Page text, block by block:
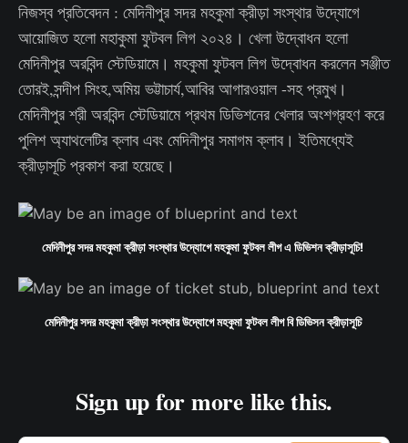
নিজস্ব প্রতিবেদন : মেদিনীপুর সদর মহকুমা ক্রীড়া সংস্থার উদ্যোগে
আয়োজিত হলো মহাকুমা ফুটবল লিগ ২০২৪। খেলা উদ্বোধন হলো
মেদিনীপুর অরবিন্দ স্টেডিয়ামে। মহকুমা ফুটবল লিগ উদ্বোধন করলেন সঞ্জীত
তোরই,সন্দীপ সিংহ,অমিয় ভট্টাচার্য,আবির আগারওয়াল -সহ প্রমুখ।
মেদিনীপুর শ্রী অরবিন্দ স্টেডিয়ামে প্রথম ডিভিশনের খেলার অংশগ্রহণ করে
পুলিশ অ্যাথলেটির ক্লাব এবং মেদিনীপুর সমাগম ক্লাব। ইতিমধ্যেই
ক্রীড়াসূচি প্রকাশ করা হয়েছে।
মেদিনীপুর সদর মহকুমা ক্রীড়া সংস্থার উদ্যোগে মহকুমা ফুটবল লীগ এ ডিভিশন ক্রীড়াসূচি!
মেদিনীপুর সদর মহকুমা ক্রীড়া সংস্থার উদ্যোগে মহকুমা ফুটবল লীগ বি ডিভিসন ক্রীড়াসূচি
Sign up for more like this.